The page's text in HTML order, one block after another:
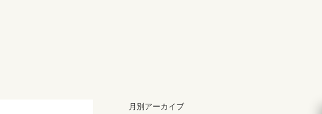
月別アーカイブ